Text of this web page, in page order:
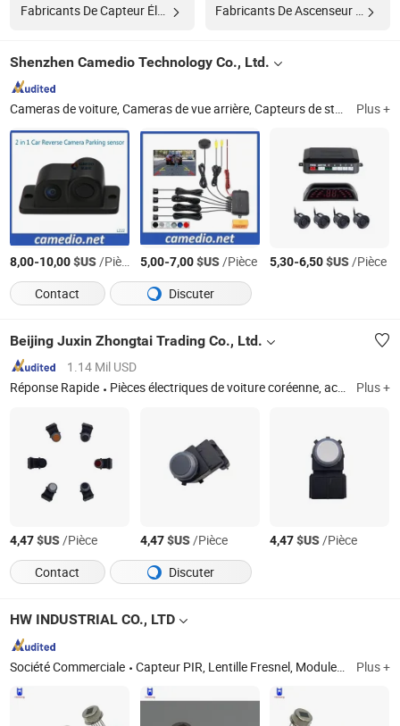
Fabricants De Capteur Électronique
Shenzhen Camedio Technology Co., Ltd.
Cameras de voiture, Cameras de vue arrière, Capteurs de stationnement, Moniteurs de voiture, Système de vue arrière, Moniteur de vue arrière, Camera de bus et de camion, 2.4GHz Système de vue arrière sans fil, Système de vue arrière de stationnement, Système de secours sans fil Plus +
8,00-10,00$US/Pièce 5,00-7,00$US/Pièce 5,30-6,50$US/Pièce
Contact
Discuter
Beijing Juxin Zhongtai Trading Co., Ltd.
1.14 Mil USD
Réponse Rapide
Pièces électriques de voiture coréenne, accessoires intérieurs de voiture coréenne Plus +
4,47$US/Pièce 4,47$US/Pièce 4,47$US/Pièce
Contact
Discuter
HW INDUSTRIAL CO., LTD
Société Commerciale Capteur PIR, Lentille Fresnel, Module à micro-ondes, Carte de grossissement, Alarme anti-sommeil, Capteur LDR, Alarme personnelle, Lumière de vélo Plus +